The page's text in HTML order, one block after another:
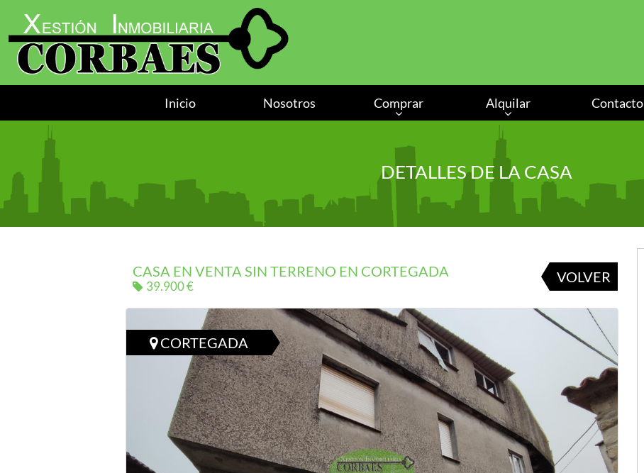
Inicio Nosotros Comprar Alquilar Contacto
DETALLES DE LA CASA
VOLVER
CASA EN VENTA SIN TERRENO EN CORTEGADA
39.900 €
CORTEGADA